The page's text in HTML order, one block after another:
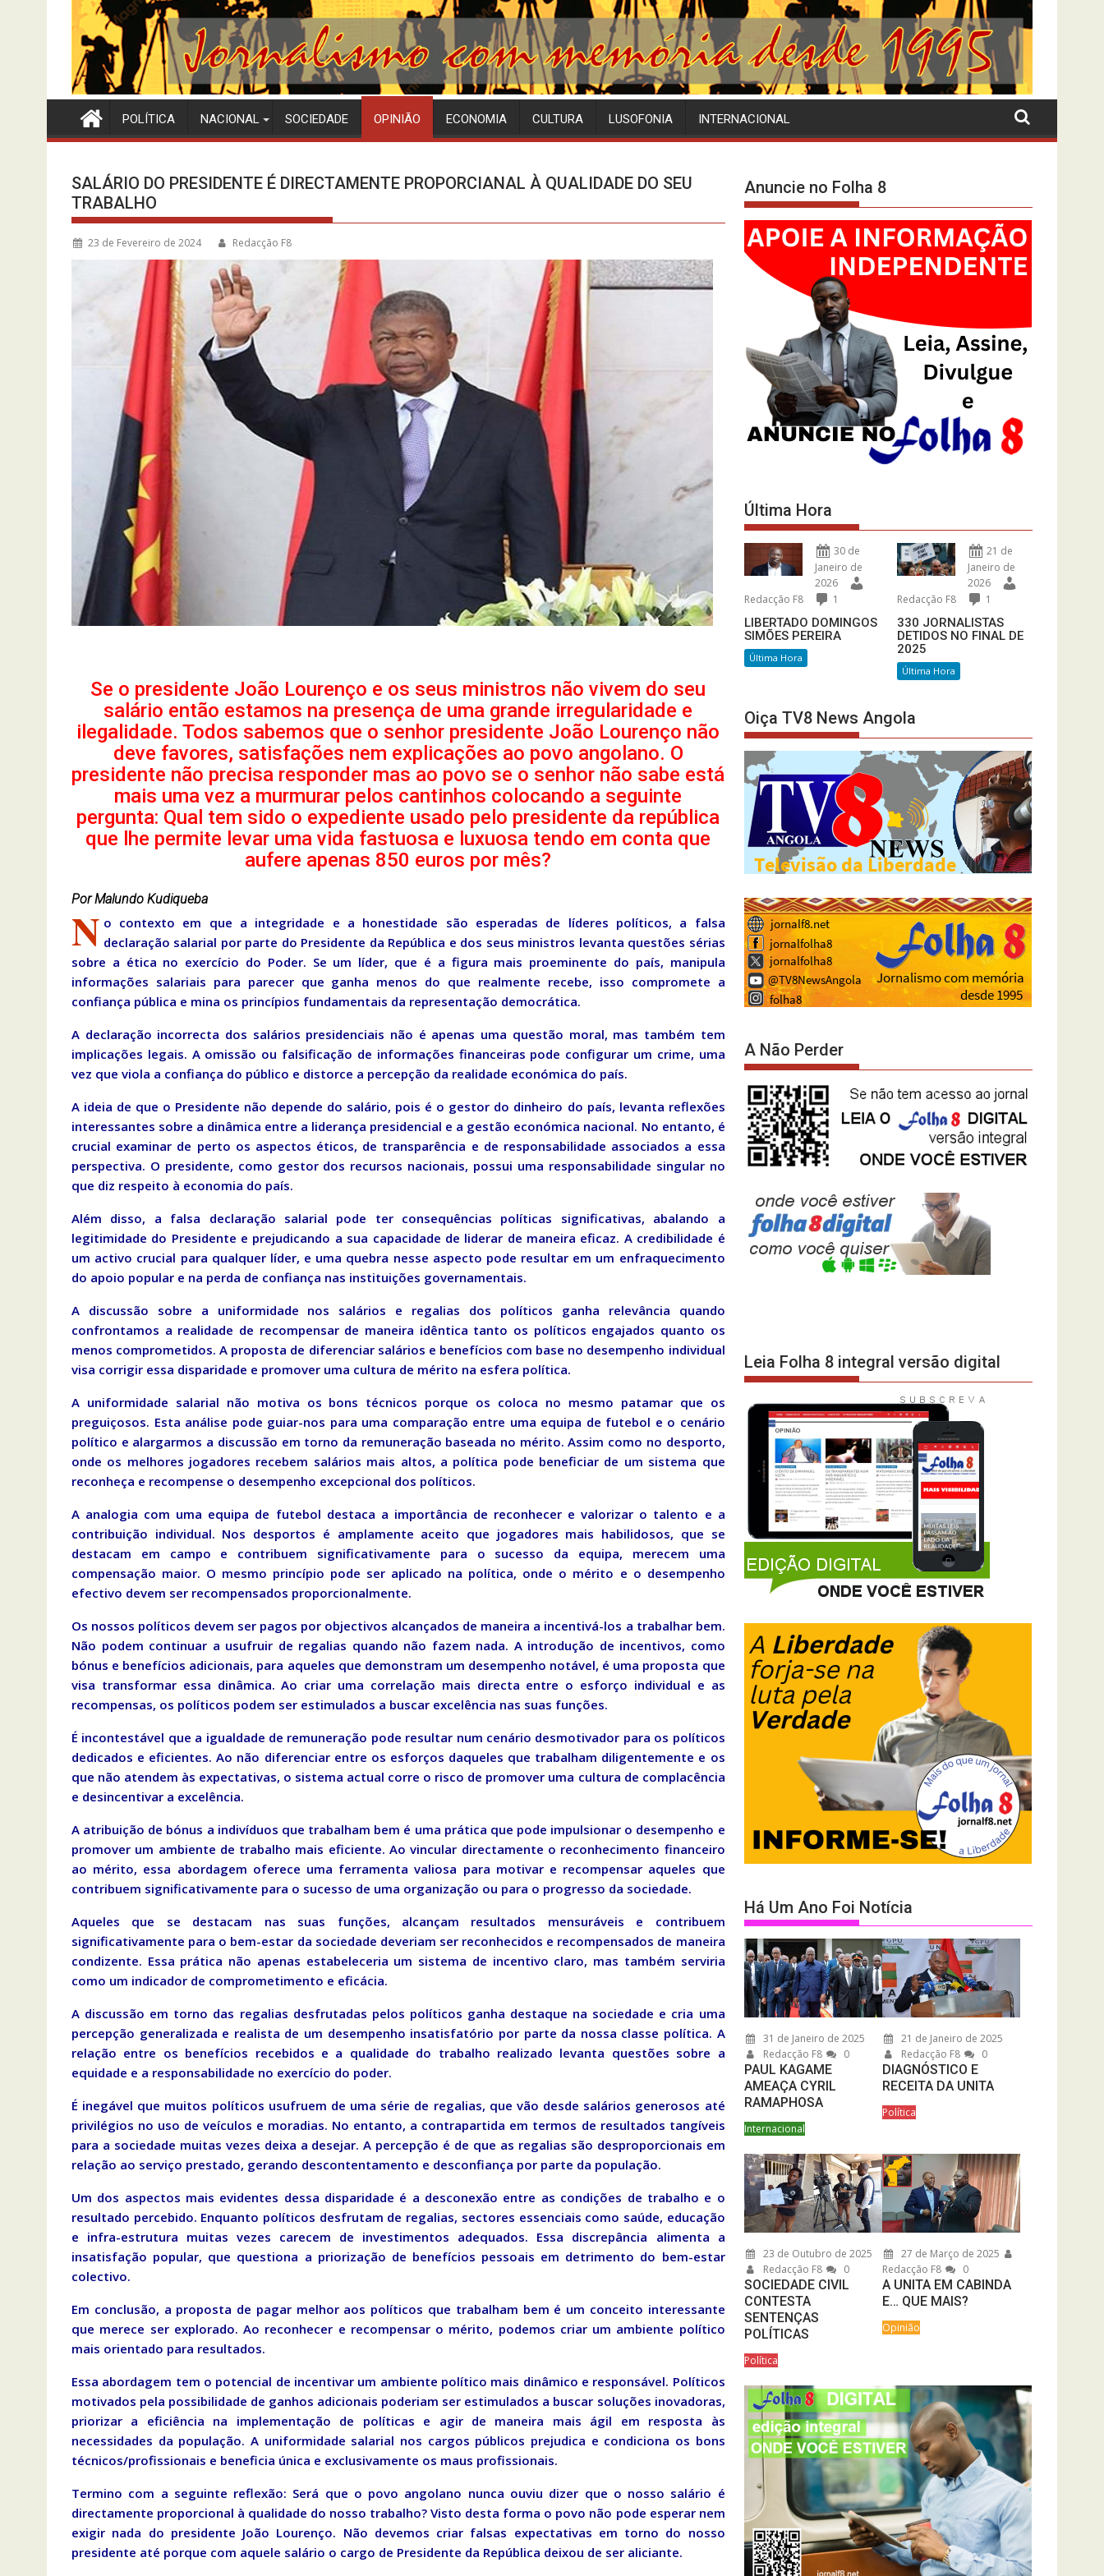
POLÍTICA NACIONAL SOCIEDADE OPINIÃO ECONOMIA CULTURA LUSOFONIA INTERNACIONAL
SALÁRIO DO PRESIDENTE É DIRECTAMENTE PROPORCIANAL À QUALIDADE DO SEU
TRABALHO
23 de Fevereiro de 2024 Redacção F8
Se o presidente João Lourenço e os seus ministros não vivem do seu
salário então estamos na presença de uma grande irregularidade e
ilegalidade. Todos sabemos que o senhor presidente João Lourenço não
deve favores, satisfações nem explicações ao povo angolano. O
presidente não precisa responder mas ao povo se o senhor não sabe está
mais uma vez a murmurar pelos cantinhos colocando a seguinte
pergunta: Qual tem sido o expediente usado pelo presidente da república
que lhe permite levar uma vida fastuosa e luxuosa tendo em conta que
aufere apenas 850 euros por mês?
Por Malundo Kudiqueba
N o contexto em que a integridade e a honestidade são esperadas de líderes políticos, a falsa
declaração salarial por parte do Presidente da República e dos seus ministros levanta questões sérias
sobre a ética no exercício do Poder. Se um líder, que é a figura mais proeminente do país, manipula
informações salariais para parecer que ganha menos do que realmente recebe, isso compromete a
confiança pública e mina os princípios fundamentais da representação democrática.
A declaração incorrecta dos salários presidenciais não é apenas uma questão moral, mas também tem
implicações legais. A omissão ou falsificação de informações financeiras pode configurar um crime, uma
vez que viola a confiança do público e distorce a percepção da realidade económica do país.
A ideia de que o Presidente não depende do salário, pois é o gestor do dinheiro do país, levanta reflexões
interessantes sobre a dinâmica entre a liderança presidencial e a gestão económica nacional. No entanto, é
crucial examinar de perto os aspectos éticos, de transparência e de responsabilidade associados a essa
perspectiva. O presidente, como gestor dos recursos nacionais, possui uma responsabilidade singular no
que diz respeito à economia do país.
Além disso, a falsa declaração salarial pode ter consequências políticas significativas, abalando a
legitimidade do Presidente e prejudicando a sua capacidade de liderar de maneira eficaz. A credibilidade é
um activo crucial para qualquer líder, e uma quebra nesse aspecto pode resultar em um enfraquecimento
do apoio popular e na perda de confiança nas instituições governamentais.
A discussão sobre a uniformidade nos salários e regalias dos políticos ganha relevância quando
confrontamos a realidade de recompensar de maneira idêntica tanto os políticos engajados quanto os
menos comprometidos. A proposta de diferenciar salários e benefícios com base no desempenho individual
visa corrigir essa disparidade e promover uma cultura de mérito na esfera política.
A uniformidade salarial não motiva os bons técnicos porque os coloca no mesmo patamar que os
preguiçosos. Esta análise pode guiar-nos para uma comparação entre uma equipa de futebol e o cenário
político e alargarmos a discussão em torno da remuneração baseada no mérito. Assim como no desporto,
onde os melhores jogadores recebem salários mais altos, a política pode beneficiar de um sistema que
reconheça e recompense o desempenho excepcional dos políticos.
A analogia com uma equipa de futebol destaca a importância de reconhecer e valorizar o talento e a
contribuição individual. Nos desportos é amplamente aceito que jogadores mais habilidosos, que se
destacam em campo e contribuem significativamente para o sucesso da equipa, merecem uma
compensação maior. O mesmo princípio pode ser aplicado na política, onde o mérito e o desempenho
efectivo devem ser recompensados proporcionalmente.
Os nossos políticos devem ser pagos por objectivos alcançados de maneira a incentivá-los a trabalhar bem.
Não podem continuar a usufruir de regalias quando não fazem nada. A introdução de incentivos, como
bónus e benefícios adicionais, para aqueles que demonstram um desempenho notável, é uma proposta que
visa transformar essa dinâmica. Ao criar uma correlação mais directa entre o esforço individual e as
recompensas, os políticos podem ser estimulados a buscar excelência nas suas funções.
É incontestável que a igualdade de remuneração pode resultar num cenário desmotivador para os políticos
dedicados e eficientes. Ao não diferenciar entre os esforços daqueles que trabalham diligentemente e os
que não atendem às expectativas, o sistema actual corre o risco de promover uma cultura de complacência
e desincentivar a excelência.
A atribuição de bónus a indivíduos que trabalham bem é uma prática que pode impulsionar o desempenho e
promover um ambiente de trabalho mais eficiente. Ao vincular directamente o reconhecimento financeiro
ao mérito, essa abordagem oferece uma ferramenta valiosa para motivar e recompensar aqueles que
contribuem significativamente para o sucesso de uma organização ou para o progresso da sociedade.
Aqueles que se destacam nas suas funções, alcançam resultados mensuráveis e contribuem
significativamente para o bem-estar da sociedade deveriam ser reconhecidos e recompensados de maneira
condizente. Essa prática não apenas estabeleceria um sistema de incentivo claro, mas também serviria
como um indicador de comprometimento e eficácia.
A discussão em torno das regalias desfrutadas pelos políticos ganha destaque na sociedade e cria uma
percepção generalizada e realista de um desempenho insatisfatório por parte da nossa classe política. A
relação entre os benefícios recebidos e a qualidade do trabalho realizado levanta questões sobre a
equidade e a responsabilidade no exercício do poder.
É inegável que muitos políticos usufruem de uma série de regalias, que vão desde salários generosos até
privilégios no uso de veículos e moradias. No entanto, a contrapartida em termos de resultados tangíveis
para a sociedade muitas vezes deixa a desejar. A percepção é de que as regalias são desproporcionais em
relação ao serviço prestado, gerando descontentamento e desconfiança por parte da população.
Um dos aspectos mais evidentes dessa disparidade é a desconexão entre as condições de trabalho e o
resultado percebido. Enquanto políticos desfrutam de regalias, sectores essenciais como saúde, educação
e infra-estrutura muitas vezes carecem de investimentos adequados. Essa discrepância alimenta a
insatisfação popular, que questiona a priorização de benefícios pessoais em detrimento do bem-estar
colectivo.
Em conclusão, a proposta de pagar melhor aos políticos que trabalham bem é um conceito interessante
que merece ser explorado. Ao reconhecer e recompensar o mérito, podemos criar um ambiente político
mais orientado para resultados.
Essa abordagem tem o potencial de incentivar um ambiente político mais dinâmico e responsável. Políticos
motivados pela possibilidade de ganhos adicionais poderiam ser estimulados a buscar soluções inovadoras,
priorizar a eficiência na implementação de políticas e agir de maneira mais ágil em resposta às
necessidades da população. A uniformidade salarial nos cargos públicos prejudica e condiciona os bons
técnicos/profissionais e beneficia única e exclusivamente os maus profissionais.
Termino com a seguinte reflexão: Será que o povo angolano nunca ouviu dizer que o nosso salário é
directamente proporcional à qualidade do nosso trabalho? Visto desta forma o povo não pode esperar nem
exigir nada do presidente João Lourenço. Não devemos criar falsas expectativas em torno do nosso
presidente até porque com aquele salário o cargo de Presidente da República deixou de ser aliciante.
Anuncie no Folha 8
Última Hora
30 de
Janeiro de
2026
Redacção F8
1
LIBERTADO DOMINGOS
SIMÕES PEREIRA
Última Hora
21 de
Janeiro de
2026
Redacção F8
1
330 JORNALISTAS
DETIDOS NO FINAL DE
2025
Última Hora
Oiça TV8 News Angola
A Não Perder
Leia Folha 8 integral versão digital
Há Um Ano Foi Notícia
31 de Janeiro de 2025
Redacção F8
0
PAUL KAGAME
AMEAÇA CYRIL
RAMAPHOSA
Internacional
21 de Janeiro de 2025
Redacção F8
0
DIAGNÓSTICO E
RECEITA DA UNITA
Política
23 de Outubro de 2025
Redacção F8
0
SOCIEDADE CIVIL
CONTESTA
SENTENÇAS
POLÍTICAS
Política
27 de Março de 2025
Redacção F8
0
A UNITA EM CABINDA
E… QUE MAIS?
Opinião